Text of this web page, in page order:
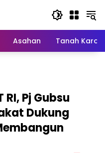
Asahan Tanah Karo
Pj Gubsu
Dukung